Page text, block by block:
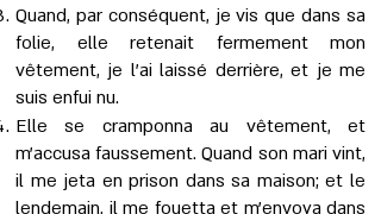
Quand, par conséquent, je vis que dans sa
folie, elle retenait fermement mon
vêtement, je l’ai laissé derrière, et je me
suis enfui nu.
Elle se cramponna au vêtement, et
m’accusa faussement. Quand son mari vint,
il me jeta en prison dans sa maison; et le
lendemain, il me fouetta et m’envoya dans